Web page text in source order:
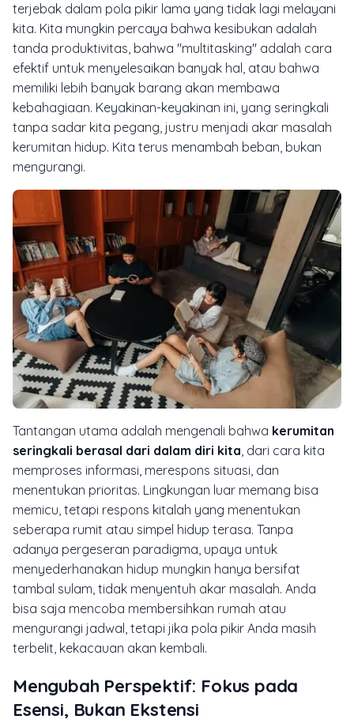
terjebak dalam pola pikir lama yang tidak lagi melayani
kita. Kita mungkin percaya bahwa kesibukan adalah
tanda produktivitas, bahwa "multitasking" adalah cara
efektif untuk menyelesaikan banyak hal, atau bahwa
memiliki lebih banyak barang akan membawa
kebahagiaan. Keyakinan-keyakinan ini, yang seringkali
tanpa sadar kita pegang, justru menjadi akar masalah
kerumitan hidup. Kita terus menambah beban, bukan
mengurangi.
Tantangan utama adalah mengenali bahwa kerumitan
seringkali berasal dari dalam diri kita, dari cara kita
memproses informasi, merespons situasi, dan
menentukan prioritas. Lingkungan luar memang bisa
memicu, tetapi respons kitalah yang menentukan
seberapa rumit atau simpel hidup terasa. Tanpa
adanya pergeseran paradigma, upaya untuk
menyederhanakan hidup mungkin hanya bersifat
tambal sulam, tidak menyentuh akar masalah. Anda
bisa saja mencoba membersihkan rumah atau
mengurangi jadwal, tetapi jika pola pikir Anda masih
terbelit, kekacauan akan kembali.
Mengubah Perspektif: Fokus pada
Esensi, Bukan Ekstensi